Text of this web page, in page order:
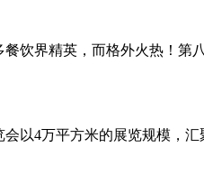
饮界精英，而格外火热！
以4万平方米的展览规模，